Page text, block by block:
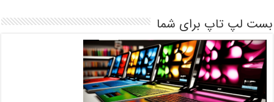
بست لپ تاپ برای شما